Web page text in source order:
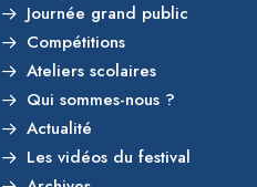
Journée grand public
Compétitions
Ateliers scolaires
Qui sommes-nous ?
Actualité
Les vidéos du festival